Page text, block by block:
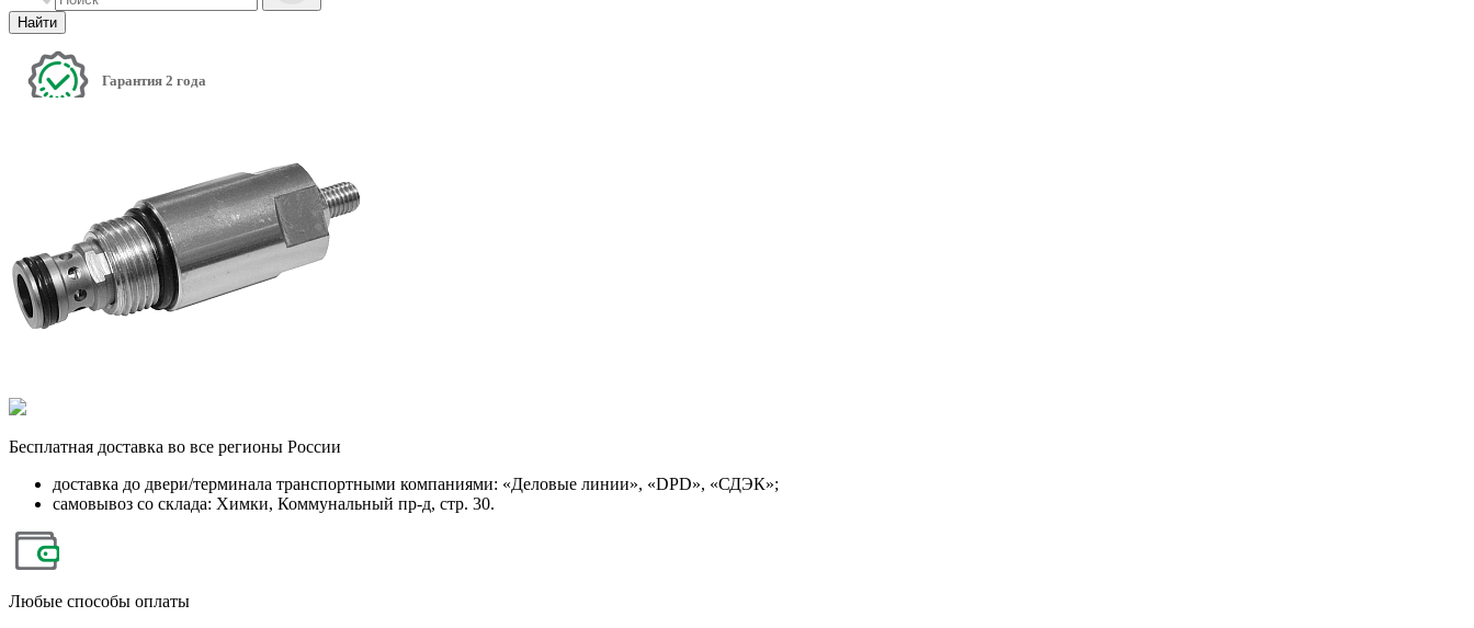
Найти
Гарантия 2 года
Бесплатная доставка во все регионы России
доставка до двери/терминала транспортными компаниями: «Деловые линии», «DPD», «СДЭК»;
самовывоз со склада: Химки, Коммунальный пр-д, стр. 30.
Любые способы оплаты